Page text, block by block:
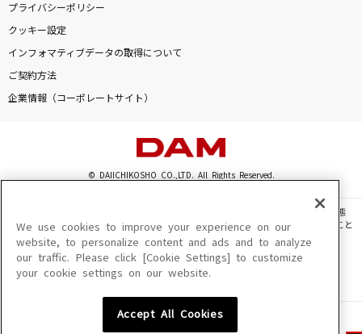
プライバシーポリシー
クッキー設定
インフォマティブデータの取得について
ご契約方法
企業情報（コーポレートサイト）
© DAIICHIKOSHO CO.,LTD. All Rights Reserved.
このサイトに掲載されている一切の文章・画像・写真・動画・音声等を、手段や形態
を問わず、著作権法の定める範囲を超えて無断で複製、転載、ファイル化などすること
を禁じます。
楽曲及びコンテンツは、機種によりご利用いただけない場合があります。
楽曲及びコンテンツの配信日、配信内容が変更になる場合があります。
We use cookies to improve your experience on our
website, to personalize content and ads and to analyze
our traffic. Please click [Cookie Settings] to customize
your cookie settings on our website.
Accept All Cookies